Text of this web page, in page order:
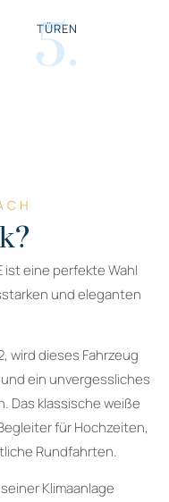
5.
TÜREN
ist eine perfekte Wahl
und eleganten
wird dieses Fahrzeug
ein unvergessliches
Das klassische weiße
für Hochzeiten,
Rundfahrten.
Klimaanlage